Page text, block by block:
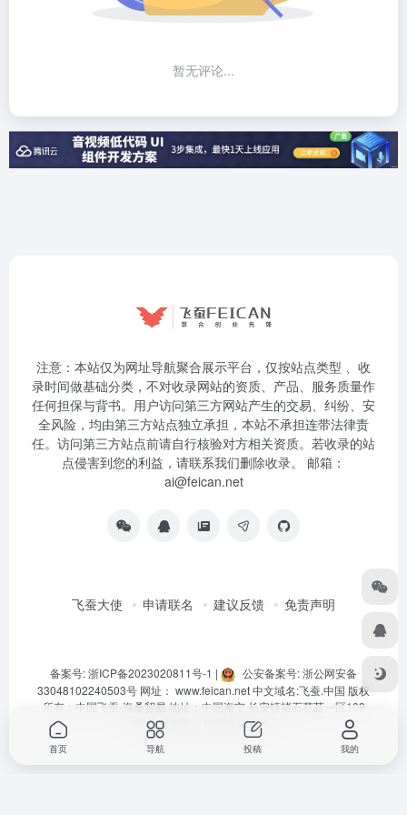
暂无评论...
注意：本站仅为网址导航聚合展示平台，仅按站点类型 、收
录时间做基础分类，不对收录网站的资质、产品、服务质量作
任何担保与背书。用户访问第三方网站产生的交易、纠纷、安
全风险，均由第三方站点独立承担，本站不承担连带法律责
任。访问第三方站点前请自行核验对方相关资质。若收录的站
点侵害到您的利益，请联系我们删除收录。 邮箱：
ai@feican.net
飞蚕大使 申请联名 建议反馈 免责声明
备案号: 浙ICP备2023020811号-1 |
公安备案号: 浙公网安备
33048102240503号 网址： www.feican.net中文域名:飞蚕.中国 版权
所有：中国飞蚕-海桑贸易 地址：中国海宁·长安镇褚石花苑一区109
栋 客服热线：40080-92360
首页 导航 投稿 我的